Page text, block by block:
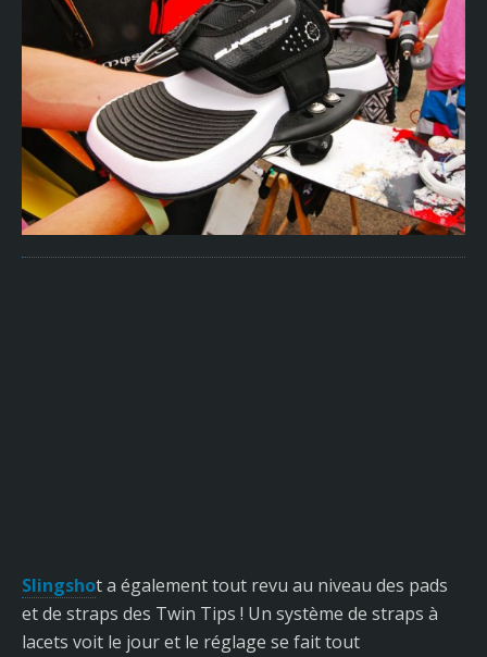
Slingshot a également tout revu au niveau des pads
et de straps des Twin Tips ! Un système de straps à
lacets voit le jour et le réglage se fait tout